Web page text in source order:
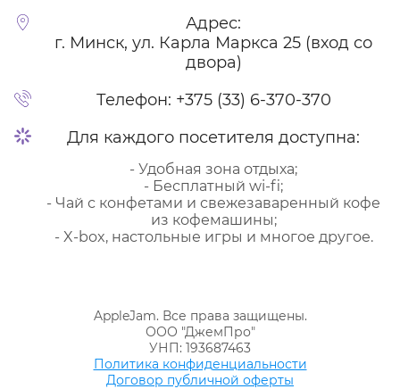
Адрес:
г. Минск, ул. Карла Маркса 25 (вход со
двора)
Телефон: +375 (33) 6-370-370
Для каждого посетителя доступна:
- Удобная зона отдыха;
- Бесплатный wi-fi;
- Чай с конфетами и свежезаваренный кофе
из кофемашины;
- X-box, настольные игры и многое другое.
AppleJam. Все права защищены.
ООО "ДжемПро"
УНП: 193687463
Политика конфиденциальности
Договор публичной оферты